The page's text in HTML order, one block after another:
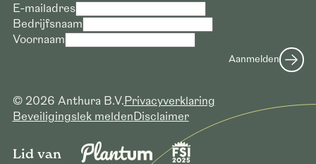
Verzoek voor downloaden hoge
E-mailadres *
Bedrijfsnaam *
E-mailadres
Bedrijfsnaam
Voornaam
Aanmelden
© 2026 Anthura B.V.Privacyverklaring
Beveiligingslek meldenDisclaimer
Lid van